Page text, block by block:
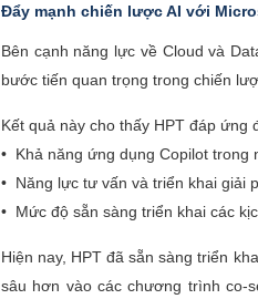
Đẩy mạnh chiến lược AI với
Bên cạnh năng lực về Cloud và
bước tiến quan trọng trong chiến
Kết quả này cho thấy HPT đáp ứng
• Khả năng ứng dụng Copilot trong
• Năng lực tư vấn và triển khai giải
• Mức độ sẵn sàng triển khai các
Hiện nay, HPT đã sẵn sàng triển
sâu hơn vào các chương trình co-